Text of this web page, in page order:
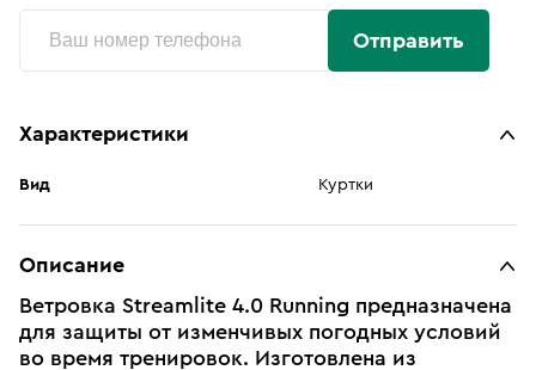
Отправить
Характеристики
Вид Куртки
Описание
Ветровка Streamlite 4.0 Running предназначена
для защиты от изменчивых погодных условий
во время тренировок. Изготовлена из